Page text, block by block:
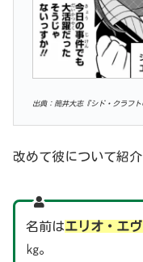
出典：筒井大志『シド・クラフト
改めて彼について紹介
名前はエリオ・エ
㎏。